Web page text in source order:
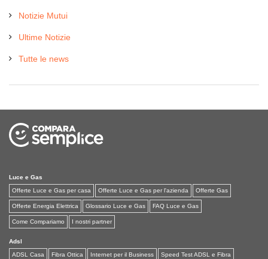
Notizie Mutui
Ultime Notizie
Tutte le news
Luce e Gas
Offerte Luce e Gas per casa
Offerte Luce e Gas per l'azienda Offerte Gas
Offerte Energia Elettrica Glossario Luce e Gas FAQ Luce e Gas
Come Compariamo I nostri partner
Adsl
ADSL Casa
Fibra Ottica Internet per il Business Speed Test ADSL e Fibra